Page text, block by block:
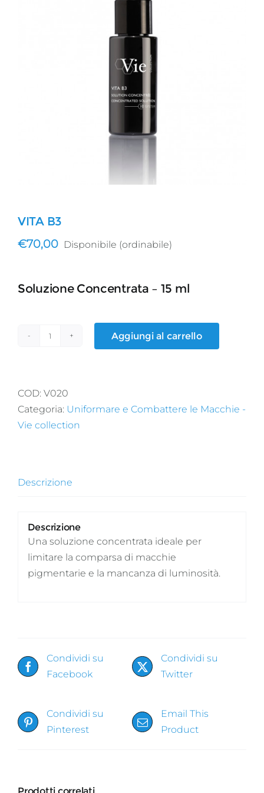
VITA B3
€70,00 Disponibile (ordinabile)
Soluzione Concentrata – 15 ml
Aggiungi al carrello
COD: V020
Categoria: Uniformare e Combattere le Macchie -
Vie collection
Descrizione
Descrizione
Una soluzione concentrata ideale per
limitare la comparsa di macchie
pigmentarie e la mancanza di luminosità.
Condividi su
Facebook
Condividi su
Twitter
Condividi su
Pinterest
Email This
Product